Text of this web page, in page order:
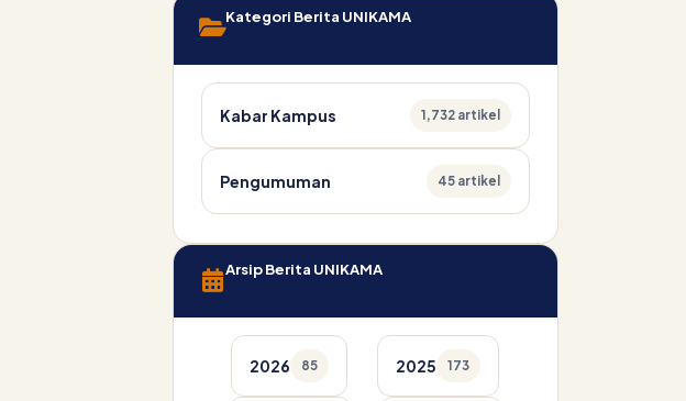
Kategori Berita UNIKAMA
Kabar Kampus 1,732 artikel
Pengumuman 45 artikel
Arsip Berita UNIKAMA
2026 85 2025 173